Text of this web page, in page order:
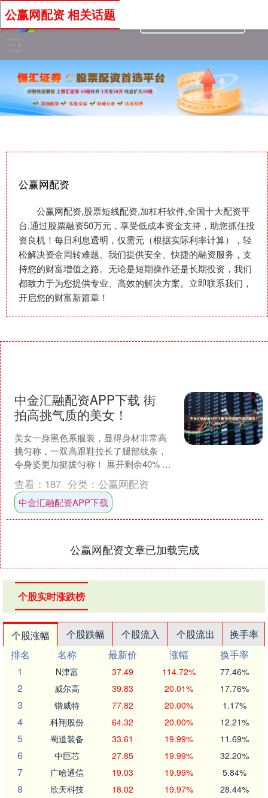
公赢网配资
公赢网配资,股票短线配资,加杠杆软件,全国十大配资平
台,通过股票融资50万元，享受低成本资金支持，助您抓住投
资良机！每日利息透明，仅需元（根据实际利率计算），轻
松解决资金周转难题。我们提供安全、快捷的融资服务，支
持您的财富增值之路。无论是短期操作还是长期投资，我们
都致力于为您提供专业、高效的解决方案。立即联系我们，
开启您的财富新篇章！
公赢网配资 相关话题
中金汇融配资APP下载 街
拍高挑气质的美女！
美女一身黑色系服装，显得身材非常高
挑匀称，一双高跟鞋拉长了腿部线条，
令身姿更加挺拔匀称！ 展开剩余40% 发
布于：北京市....
查看： 187 分类： 公赢网配资
中金汇融配资APP下载
公赢网配资文章已加载完成
个股实时涨跌榜
个股涨幅 个股跌幅 个股流入 个股流出
换手率
排名
名称 最新价 涨幅
换手率
1
N津富 37.49 114.72% 77.46%
2 威尔高 39.83 20.01% 17.76%
3 锴威特 77.82 20.00% 1.17%
4 科翔股份 64.32 20.00% 12.21%
5 蜀道装备 33.61 19.99% 11.69%
6 中巨芯 27.85 19.99% 32.20%
7 广哈通信 19.03 19.99% 5.84%
8 欣天科技 18.02 19.97% 28.44%